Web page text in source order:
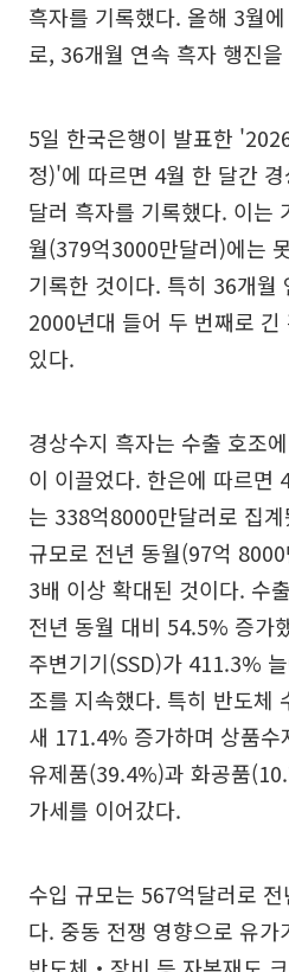
흑자를 기록했다. 올해 3월
로, 36개월 연속 흑자 행진
5일 한국은행이 발표한
정)'에 따르면 4월 한 달간
달러 흑자를 기록했다. 이는
월(379억3000만달러)에는
기록한 것이다. 특히 36개월
2000년대 들어 두 번째로
있다.
경상수지 흑자는 수출 호조
이 이끌었다. 한은에 따르면
는 338억8000만달러로 집
규모로 전년 동월(97억
3배 이상 확대된 것이다. 수
전년 동월 대비 54.5% 증가
주변기기(SSD)가 411.3%
조를 지속했다. 특히 반도체
새 171.4% 증가하며 상품수
유제품(39.4%)과 화공품
가세를 이어갔다.
수입 규모는 567억달러로
다. 중동 전쟁 영향으로 유가